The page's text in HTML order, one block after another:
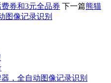
券和3元全品券 下一篇熊猫
图像记录识别
，全自动图像记录识别